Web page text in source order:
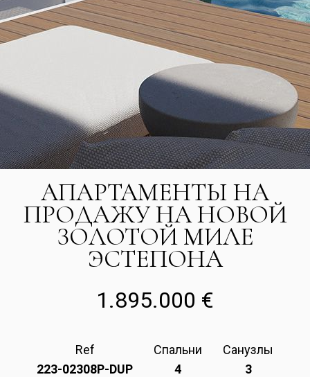
АПАРТАМЕНТЫ НА
ПРОДАЖУ НА НОВОЙ
ЗОЛОТОЙ МИЛЕ
ЭСТЕПОНА
1.895.000 €
Ref
223-02308P-DUP
Спальни
4
Санузлы
3